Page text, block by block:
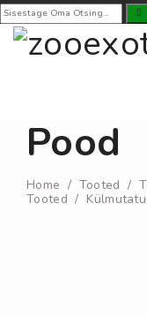
Pood
Home / Tooted /
Tooted /